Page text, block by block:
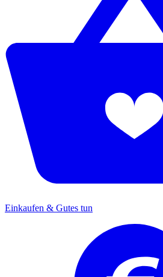
Einkaufen & Gutes tun